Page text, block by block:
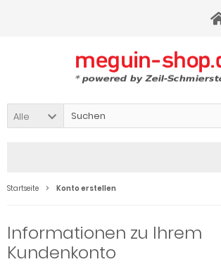
Alle
Startseite Konto erstellen
Informationen zu Ihrem
Kundenkonto